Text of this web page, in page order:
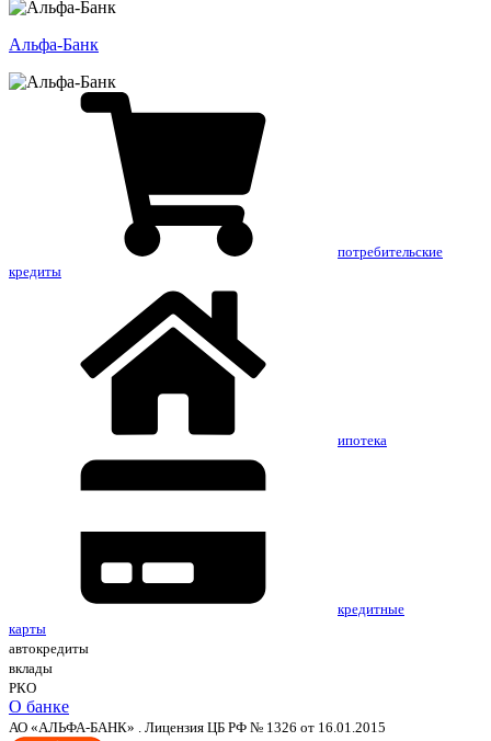
Альфа-Банк
потребительские
кредиты
ипотека
кредитные
карты
автокредиты
вклады
РКО
О банке
АО «АЛЬФА-БАНК» . Лицензия ЦБ РФ № 1326 от 16.01.2015